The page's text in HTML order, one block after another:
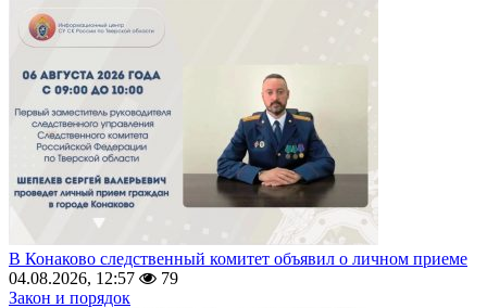
В Конаково следственный комитет объявил о личном приеме
04.08.2026, 12:57
79
Закон и порядок